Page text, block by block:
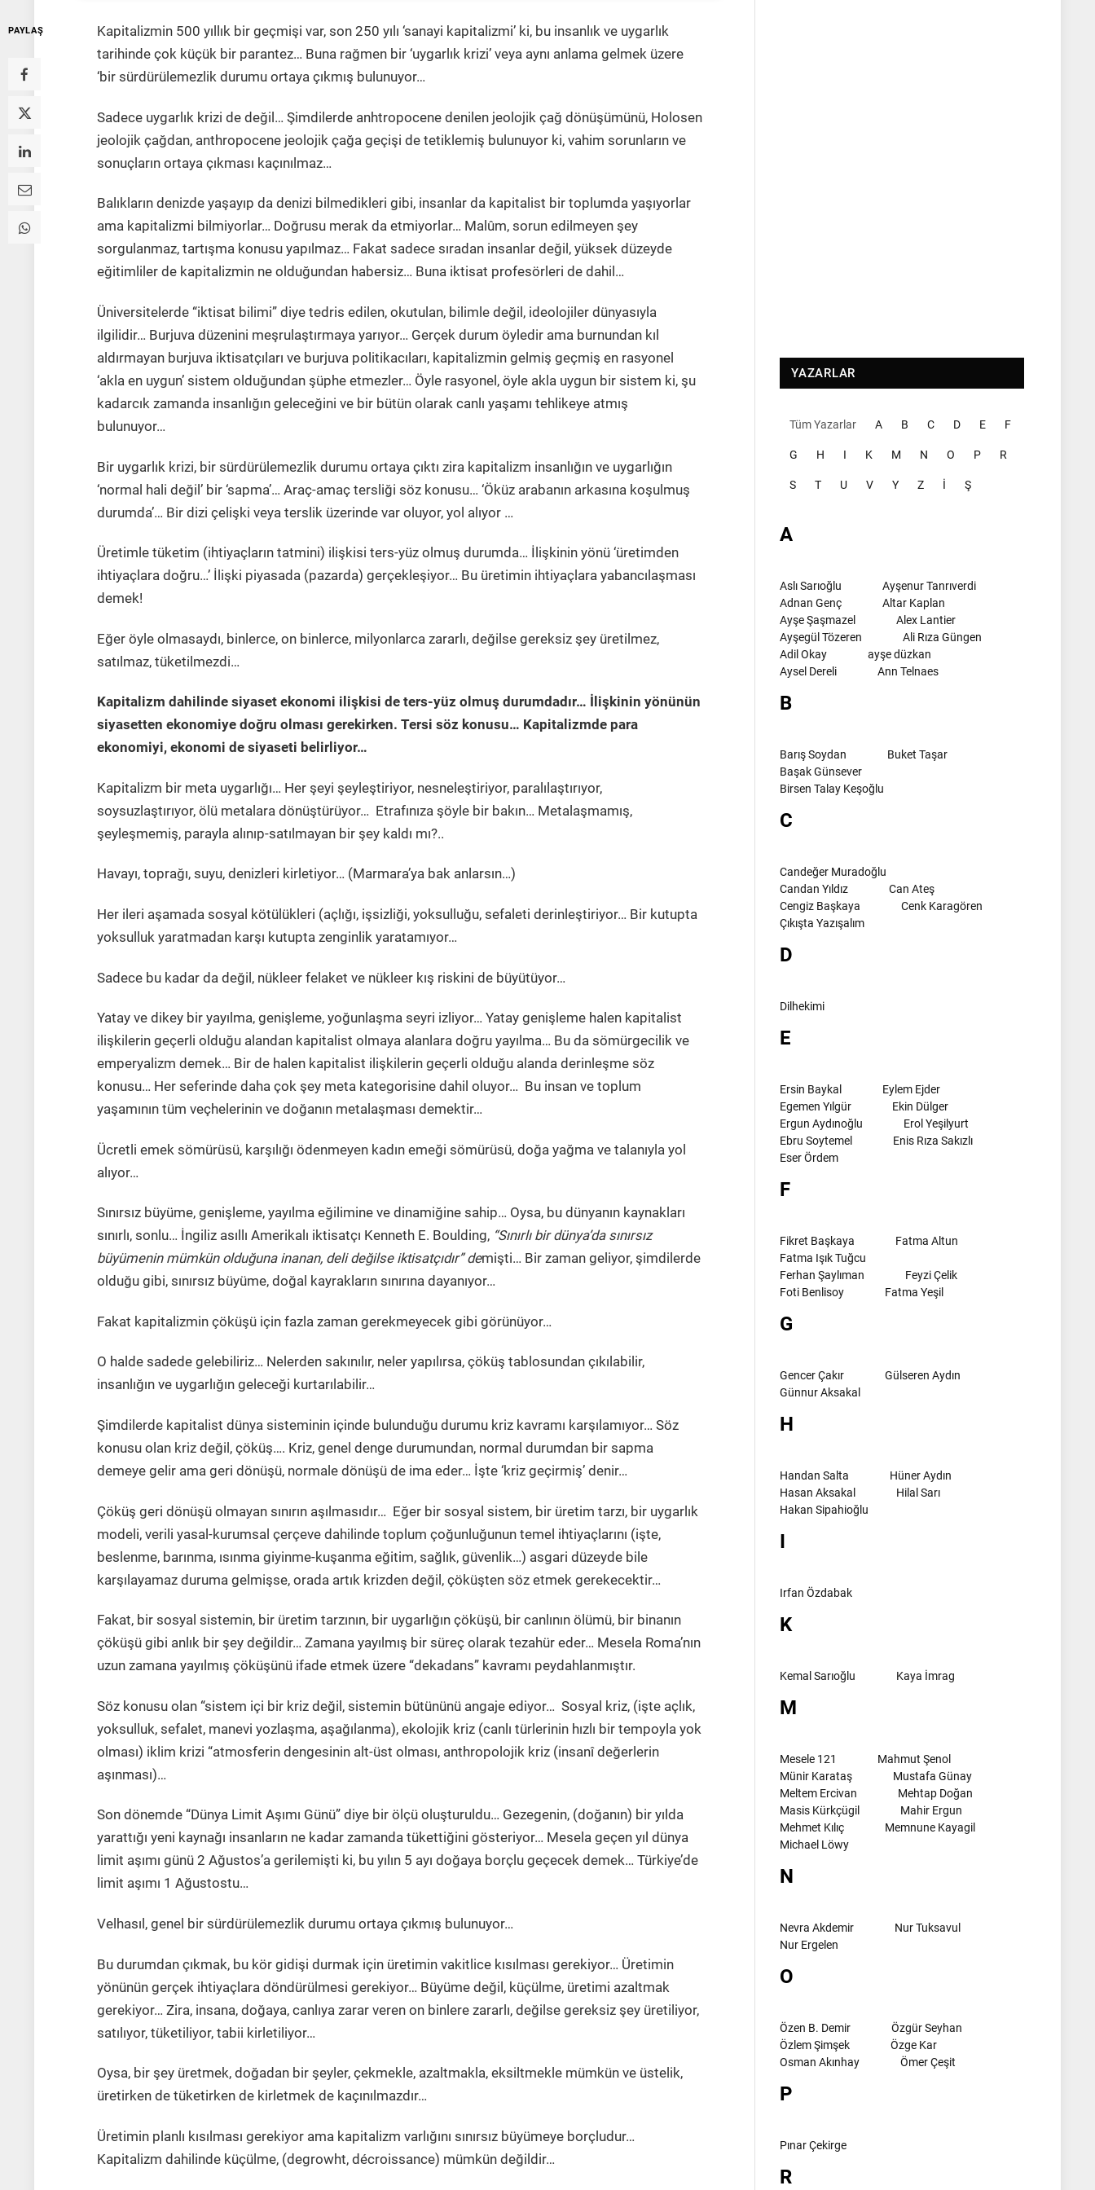
PAYLAŞ
Kapitalizmin 500 yıllık bir geçmişi var, son 250 yılı ‘sanayi kapitalizmi’ ki, bu insanlık ve uygarlık
tarihinde çok küçük bir parantez… Buna rağmen bir ‘uygarlık krizi’ veya aynı anlama gelmek üzere
‘bir sürdürülemezlik durumu ortaya çıkmış bulunuyor…
Sadece uygarlık krizi de değil… Şimdilerde anhtropocene denilen jeolojik çağ dönüşümünü, Holosen
jeolojik çağdan, anthropocene jeolojik çağa geçişi de tetiklemiş bulunuyor ki, vahim sorunların ve
sonuçların ortaya çıkması kaçınılmaz…
Balıkların denizde yaşayıp da denizi bilmedikleri gibi, insanlar da kapitalist bir toplumda yaşıyorlar
ama kapitalizmi bilmiyorlar… Doğrusu merak da etmiyorlar… Malûm, sorun edilmeyen şey
sorgulanmaz, tartışma konusu yapılmaz… Fakat sadece sıradan insanlar değil, yüksek düzeyde
eğitimliler de kapitalizmin ne olduğundan habersiz… Buna iktisat profesörleri de dahil…
Üniversitelerde “iktisat bilimi” diye tedris edilen, okutulan, bilimle değil, ideolojiler dünyasıyla
ilgilidir… Burjuva düzenini meşrulaştırmaya yarıyor… Gerçek durum öyledir ama burnundan kıl
aldırmayan burjuva iktisatçıları ve burjuva politikacıları, kapitalizmin gelmiş geçmiş en rasyonel
‘akla en uygun’ sistem olduğundan şüphe etmezler… Öyle rasyonel, öyle akla uygun bir sistem ki, şu
kadarcık zamanda insanlığın geleceğini ve bir bütün olarak canlı yaşamı tehlikeye atmış
bulunuyor…
Bir uygarlık krizi, bir sürdürülemezlik durumu ortaya çıktı zira kapitalizm insanlığın ve uygarlığın
‘normal hali değil’ bir ‘sapma’… Araç-amaç tersliği söz konusu… ‘Öküz arabanın arkasına koşulmuş
durumda’… Bir dizi çelişki veya terslik üzerinde var oluyor, yol alıyor …
Üretimle tüketim (ihtiyaçların tatmini) ilişkisi ters-yüz olmuş durumda… İlişkinin yönü ‘üretimden
ihtiyaçlara doğru…’ İlişki piyasada (pazarda) gerçekleşiyor… Bu üretimin ihtiyaçlara yabancılaşması
demek!
Eğer öyle olmasaydı, binlerce, on binlerce, milyonlarca zararlı, değilse gereksiz şey üretilmez,
satılmaz, tüketilmezdi…
Kapitalizm dahilinde siyaset ekonomi ilişkisi de ters-yüz olmuş durumdadır… İlişkinin yönünün
siyasetten ekonomiye doğru olması gerekirken. Tersi söz konusu… Kapitalizmde para
ekonomiyi, ekonomi de siyaseti belirliyor…
Kapitalizm bir meta uygarlığı… Her şeyi şeyleştiriyor, nesneleştiriyor, paralılaştırıyor,
soysuzlaştırıyor, ölü metalara dönüştürüyor… Etrafınıza şöyle bir bakın… Metalaşmamış,
şeyleşmemiş, parayla alınıp-satılmayan bir şey kaldı mı?..
Havayı, toprağı, suyu, denizleri kirletiyor… (Marmara’ya bak anlarsın…)
Her ileri aşamada sosyal kötülükleri (açlığı, işsizliği, yoksulluğu, sefaleti derinleştiriyor… Bir kutupta
yoksulluk yaratmadan karşı kutupta zenginlik yaratamıyor…
Sadece bu kadar da değil, nükleer felaket ve nükleer kış riskini de büyütüyor…
Yatay ve dikey bir yayılma, genişleme, yoğunlaşma seyri izliyor… Yatay genişleme halen kapitalist
ilişkilerin geçerli olduğu alandan kapitalist olmaya alanlara doğru yayılma… Bu da sömürgecilik ve
emperyalizm demek… Bir de halen kapitalist ilişkilerin geçerli olduğu alanda derinleşme söz
konusu… Her seferinde daha çok şey meta kategorisine dahil oluyor… Bu insan ve toplum
yaşamının tüm veçhelerinin ve doğanın metalaşması demektir…
Ücretli emek sömürüsü, karşılığı ödenmeyen kadın emeği sömürüsü, doğa yağma ve talanıyla yol
alıyor…
Sınırsız büyüme, genişleme, yayılma eğilimine ve dinamiğine sahip… Oysa, bu dünyanın kaynakları
sınırlı, sonlu… İngiliz asıllı Amerikalı iktisatçı Kenneth E. Boulding, “Sınırlı bir dünya’da sınırsız
büyümenin mümkün olduğuna inanan, deli değilse iktisatçıdır” demişti… Bir zaman geliyor, şimdilerde
olduğu gibi, sınırsız büyüme, doğal kayrakların sınırına dayanıyor…
Fakat kapitalizmin çöküşü için fazla zaman gerekmeyecek gibi görünüyor…
O halde sadede gelebiliriz… Nelerden sakınılır, neler yapılırsa, çöküş tablosundan çıkılabilir,
insanlığın ve uygarlığın geleceği kurtarılabilir…
Şimdilerde kapitalist dünya sisteminin içinde bulunduğu durumu kriz kavramı karşılamıyor… Söz
konusu olan kriz değil, çöküş…. Kriz, genel denge durumundan, normal durumdan bir sapma
demeye gelir ama geri dönüşü, normale dönüşü de ima eder… İşte ‘kriz geçirmiş’ denir…
Çöküş geri dönüşü olmayan sınırın aşılmasıdır… Eğer bir sosyal sistem, bir üretim tarzı, bir uygarlık
modeli, verili yasal-kurumsal çerçeve dahilinde toplum çoğunluğunun temel ihtiyaçlarını (işte,
beslenme, barınma, ısınma giyinme-kuşanma eğitim, sağlık, güvenlik…) asgari düzeyde bile
karşılayamaz duruma gelmişse, orada artık krizden değil, çöküşten söz etmek gerekecektir…
Fakat, bir sosyal sistemin, bir üretim tarzının, bir uygarlığın çöküşü, bir canlının ölümü, bir binanın
çöküşü gibi anlık bir şey değildir… Zamana yayılmış bir süreç olarak tezahür eder… Mesela Roma’nın
uzun zamana yayılmış çöküşünü ifade etmek üzere “dekadans” kavramı peydahlanmıştır.
Söz konusu olan “sistem içi bir kriz değil, sistemin bütününü angaje ediyor… Sosyal kriz, (işte açlık,
yoksulluk, sefalet, manevi yozlaşma, aşağılanma), ekolojik kriz (canlı türlerinin hızlı bir tempoyla yok
olması) iklim krizi “atmosferin dengesinin alt-üst olması, anthropolojik kriz (insanî değerlerin
aşınması)…
Son dönemde “Dünya Limit Aşımı Günü”diye bir ölçü oluşturuldu… Gezegenin, (doğanın) bir yılda
yarattığı yeni kaynağı insanların ne kadar zamanda tükettiğini gösteriyor… Mesela geçen yıl dünya
limit aşımı günü 2 Ağustos’a gerilemişti ki, bu yılın 5 ayı doğaya borçlu geçecek demek… Türkiye’de
limit aşımı 1 Ağustostu…
Velhasıl, genel bir sürdürülemezlik durumu ortaya çıkmış bulunuyor…
Bu durumdan çıkmak, bu kör gidişi durmak için üretimin vakitlice kısılması gerekiyor… Üretimin
yönünün gerçek ihtiyaçlara döndürülmesi gerekiyor… Büyüme değil, küçülme, üretimi azaltmak
gerekiyor… Zira, insana, doğaya, canlıya zarar veren on binlere zararlı, değilse gereksiz şey üretiliyor,
satılıyor, tüketiliyor, tabii kirletiliyor…
Oysa, bir şey üretmek, doğadan bir şeyler, çekmekle, azaltmakla, eksiltmekle mümkün ve üstelik,
üretirken de tüketirken de kirletmek de kaçınılmazdır…
Üretimin planlı kısılması gerekiyor ama kapitalizm varlığını sınırsız büyümeye borçludur…
Kapitalizm dahilinde küçülme, (degrowht, décroissance) mümkün değildir…
YAZARLAR
Tüm Yazarlar A B C D E F
G H I K M N O P R
S T U V Y Z İ Ş
A
Aslı Sarıoğlu
Ayşenur Tanrıverdi
Adnan Genç
Altar Kaplan
Ayşe Şaşmazel
Alex Lantier
Ayşegül Tözeren
Ali Rıza Güngen
Adil Okay
ayşe düzkan
Aysel Dereli
Ann Telnaes
B
Barış Soydan
Buket Taşar
Başak Günsever
Birsen Talay Keşoğlu
C
Candeğer Muradoğlu
Candan Yıldız
Can Ateş
Cengiz Başkaya
Cenk Karagören
Çıkışta Yazışalım
D
Dilhekimi
E
Ersin Baykal
Eylem Ejder
Egemen Yılgür
Ekin Dülger
Ergun Aydınoğlu
Erol Yeşilyurt
Ebru Soytemel
Enis Rıza Sakızlı
Eser Ördem
F
Fikret Başkaya
Fatma Altun
Fatma Işık Tuğcu
Ferhan Şaylıman
Feyzi Çelik
Foti Benlisoy
Fatma Yeşil
G
Gencer Çakır
Gülseren Aydın
Günnur Aksakal
H
Handan Salta
Hüner Aydın
Hasan Aksakal
Hilal Sarı
Hakan Sipahioğlu
I
Irfan Özdabak
K
Kemal Sarıoğlu Kaya İmrag
M
Mesele 121
Mahmut Şenol
Münir Karataş
Mustafa Günay
Meltem Ercivan
Mehtap Doğan
Masis Kürkçügil
Mahir Ergun
Mehmet Kılıç
Memnune Kayagil
Michael Löwy
N
Nevra Akdemir
Nur Tuksavul
Nur Ergelen
O
Özen B. Demir
Özgür Seyhan
Özlem Şimşek
Özge Kar
Osman Akınhay
Ömer Çeşit
P
Pınar Çekirge
R